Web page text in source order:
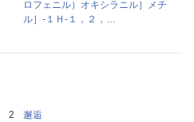
ロフェニル）オキシラニル］メチ
ル］‐１Ｈ‐１，２，…
邂逅